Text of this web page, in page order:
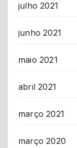
julho 2021
junho 2021
maio 2021
abril 2021
março 2021
março 2020